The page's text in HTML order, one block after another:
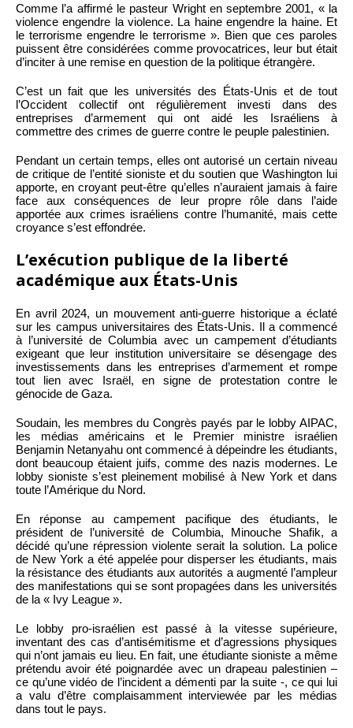
Comme l’a affirmé le pasteur Wright en septembre 2001, « la
violence engendre la violence. La haine engendre la haine. Et
le terrorisme engendre le terrorisme ». Bien que ces paroles
puissent être considérées comme provocatrices, leur but était
d’inciter à une remise en question de la politique étrangère.
C’est un fait que les universités des États-Unis et de tout
l’Occident collectif ont régulièrement investi dans des
entreprises d’armement qui ont aidé les Israéliens à
commettre des crimes de guerre contre le peuple palestinien.
Pendant un certain temps, elles ont autorisé un certain niveau
de critique de l’entité sioniste et du soutien que Washington lui
apporte, en croyant peut-être qu’elles n’auraient jamais à faire
face aux conséquences de leur propre rôle dans l’aide
apportée aux crimes israéliens contre l’humanité, mais cette
croyance s’est effondrée.
L’exécution publique de la liberté
académique aux États-Unis
En avril 2024, un mouvement anti-guerre historique a éclaté
sur les campus universitaires des États-Unis. Il a commencé
à l’université de Columbia avec un campement d’étudiants
exigeant que leur institution universitaire se désengage des
investissements dans les entreprises d’armement et rompe
tout lien avec Israël, en signe de protestation contre le
génocide de Gaza.
Soudain, les membres du Congrès payés par le lobby AIPAC,
les médias américains et le Premier ministre israélien
Benjamin Netanyahu ont commencé à dépeindre les étudiants,
dont beaucoup étaient juifs, comme des nazis modernes. Le
lobby sioniste s’est pleinement mobilisé à New York et dans
toute l’Amérique du Nord.
En réponse au campement pacifique des étudiants, le
président de l’université de Columbia, Minouche Shafik, a
décidé qu’une répression violente serait la solution. La police
de New York a été appelée pour disperser les étudiants, mais
la résistance des étudiants aux autorités a augmenté l’ampleur
des manifestations qui se sont propagées dans les universités
de la « Ivy League ».
Le lobby pro-israélien est passé à la vitesse supérieure,
inventant des cas d’antisémitisme et d’agressions physiques
qui n’ont jamais eu lieu. En fait, une étudiante sioniste a même
prétendu avoir été poignardée avec un drapeau palestinien –
ce qu’une vidéo de l’incident a démenti par la suite -, ce qui lui
a valu d’être complaisamment interviewée par les médias
dans tout le pays.